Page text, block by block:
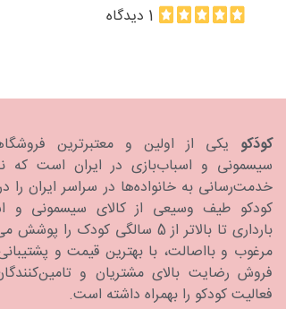
1 دیدگاه
کودَکو یکی از اولین و معتبرترین
خدمت‌رسانی به خانواده‌ها در سراسر ایران را
كودكو طیف وسیعی از کالای سیسمونی و
بارداری تا بالاتر از 5 سالگی کودک
مرغوب و بااصالت، با بهترین قیمت و
فروش رضایت بالای مشتریان و
فعالیت کودکو را بهمراه داشته است.